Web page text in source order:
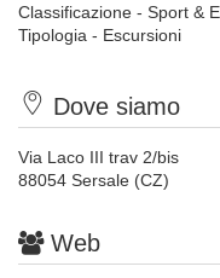
Classificazione - Sport &
Tipologia - Escursioni
Dove siamo
Via Laco III trav 2/bis
88054 Sersale (CZ)
Web